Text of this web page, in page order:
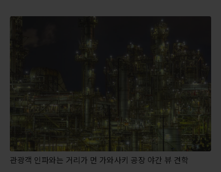
관광객 인파와는 거리가 먼 가와사키 공장 야간 뷰 견학